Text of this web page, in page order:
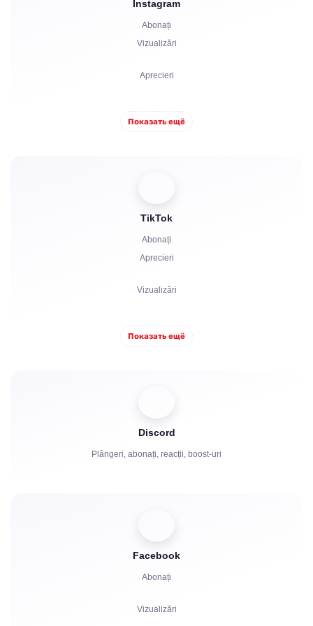
Comentarii
Instagram
Abonați
Vizualizări
Aprecieri
Показать ещё
TikTok
Abonați
Aprecieri
Vizualizări
Показать ещё
Discord
Plângeri, abonați, reacții, boost-uri
Facebook
Abonați
Vizualizări